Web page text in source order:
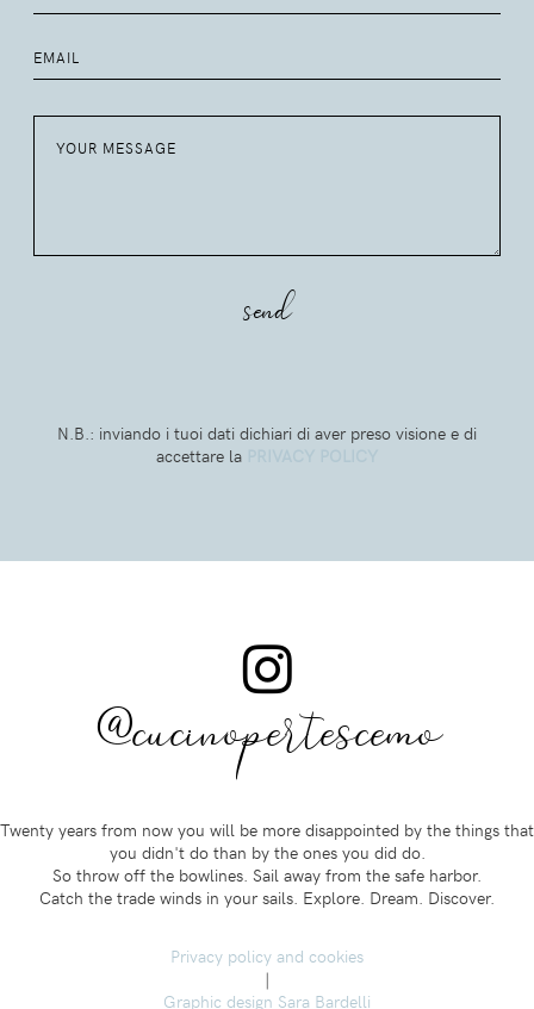
N.B.: inviando i tuoi dati dichiari di aver preso visione e di
accettare la
@cucinopertescemo
Twenty years from now you will be more disappointed by the things that
you didn't do than by the ones you did do.
So throw off the bowlines. Sail away from the safe harbor.
Catch the trade winds in your sails. Explore. Dream. Discover.
Privacy policy and cookies
|
Graphic design Sara Bardelli